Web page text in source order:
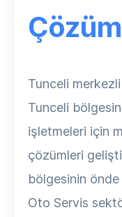
Tunceli
Tunceli
işletmeleri için
çözümleri
bölgesinin
Oto Servis